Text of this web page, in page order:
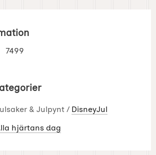
7499
& Julpynt / DisneyJul
hjärtans dag